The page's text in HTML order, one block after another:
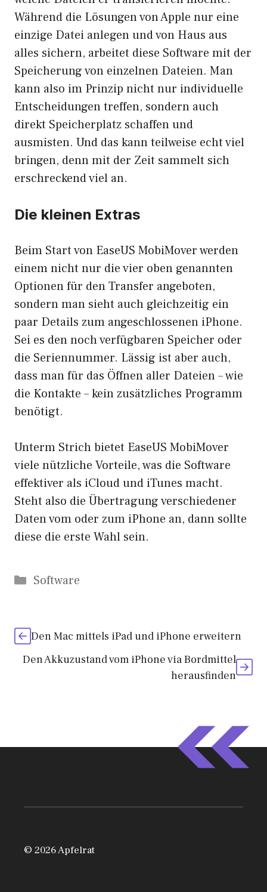
Während die Lösungen von Apple nur eine
einzige Datei anlegen und von Haus aus
alles sichern, arbeitet diese Software mit der
Speicherung von einzelnen Dateien. Man
kann also im Prinzip nicht nur individuelle
Entscheidungen treffen, sondern auch
direkt Speicherplatz schaffen und
ausmisten. Und das kann teilweise echt viel
bringen, denn mit der Zeit sammelt sich
erschreckend viel an.
Die kleinen Extras
Beim Start von EaseUS MobiMover werden
einem nicht nur die vier oben genannten
Optionen für den Transfer angeboten,
sondern man sieht auch gleichzeitig ein
paar Details zum angeschlossenen iPhone.
Sei es den noch verfügbaren Speicher oder
die Seriennummer. Lässig ist aber auch,
dass man für das Öffnen aller Dateien – wie
die Kontakte – kein zusätzliches Programm
benötigt.
Unterm Strich bietet EaseUS MobiMover
viele nützliche Vorteile, was die Software
effektiver als iCloud und iTunes macht.
Steht also die Übertragung verschiedener
Daten vom oder zum iPhone an, dann sollte
diese die erste Wahl sein.
Kategorien
Software
Den Mac mittels iPad und iPhone erweitern
Den Akkuzustand vom iPhone via Bordmittel
herausfinden
© 2026 Apfelrat